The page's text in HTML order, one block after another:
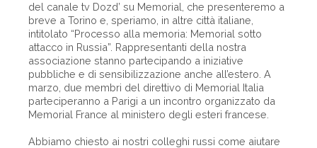
del canale tv Dozd’ su Memorial, che presenteremo a
breve a Torino e, speriamo, in altre città italiane,
intitolato “Processo alla memoria: Memorial sotto
attacco in Russia”. Rappresentanti della nostra
associazione stanno partecipando a iniziative
pubbliche e di sensibilizzazione anche all’estero. A
marzo, due membri del direttivo di Memorial Italia
parteciperanno a Parigi a un incontro organizzato da
Memorial France al ministero degli esteri francese.
Abbiamo chiesto ai nostri colleghi russi come aiutare